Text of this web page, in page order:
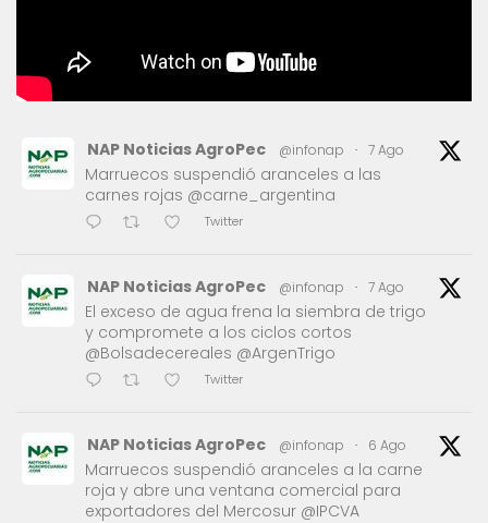
NAP Noticias AgroPec @infonap · 7 Ago
Marruecos suspendió aranceles a las
carnes rojas @carne_argentina
Twitter
NAP Noticias AgroPec @infonap · 7 Ago
El exceso de agua frena la siembra de trigo
y compromete a los ciclos cortos
@Bolsadecereales @ArgenTrigo
Twitter
NAP Noticias AgroPec @infonap · 6 Ago
Marruecos suspendió aranceles a la carne
roja y abre una ventana comercial para
exportadores del Mercosur @IPCVA